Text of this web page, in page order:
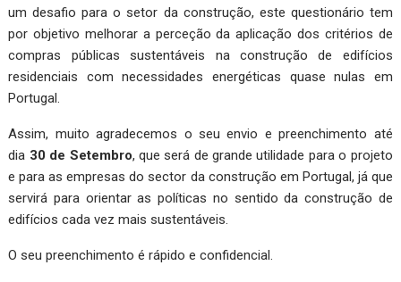
um desafio para o setor da construção, este questionário tem
por objetivo melhorar a perceção da aplicação dos critérios de
compras públicas sustentáveis na construção de edifícios
residenciais com necessidades energéticas quase nulas em
Portugal.
Assim, muito agradecemos o seu envio e preenchimento até
dia 30 de Setembro, que será de grande utilidade para o projeto
e para as empresas do sector da construção em Portugal, já que
servirá para orientar as políticas no sentido da construção de
edifícios cada vez mais sustentáveis.
O seu preenchimento é rápido e confidencial.